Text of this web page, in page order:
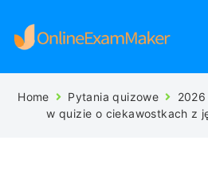
Home Pytania quizowe
w quizie o ciekawostkach z